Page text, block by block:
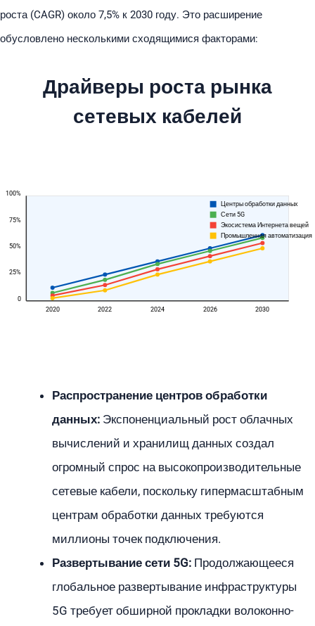
роста (CAGR) около 7,5% к 2030 году. Это расширение
обусловлено несколькими сходящимися факторами:
Драйверы роста рынка
сетевых кабелей
2020 2022 2024 2026 2030
0
25%
50%
75%
100%
Центры обработки данных
Сети 5G
Экосистема Интернета вещей
Промышленная автоматизация
Распространение центров обработки
данных: Экспоненциальный рост облачных
вычислений и хранилищ данных создал
огромный спрос на высокопроизводительные
сетевые кабели, поскольку гипермасштабным
центрам обработки данных требуются
миллионы точек подключения.
Развертывание сети 5G: Продолжающееся
глобальное развертывание инфраструктуры
5G требует обширной прокладки волоконно-